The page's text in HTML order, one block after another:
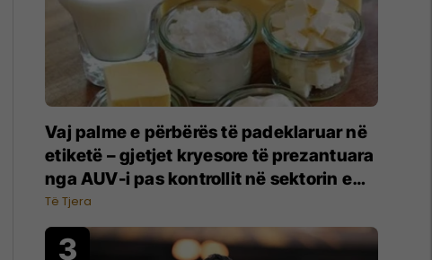
Vaj palme e përbërës të padeklaruar në
etiketë – gjetjet kryesore të prezantuara
nga AUV-i pas kontrollit në sektorin e
qumështit
Të Tjera